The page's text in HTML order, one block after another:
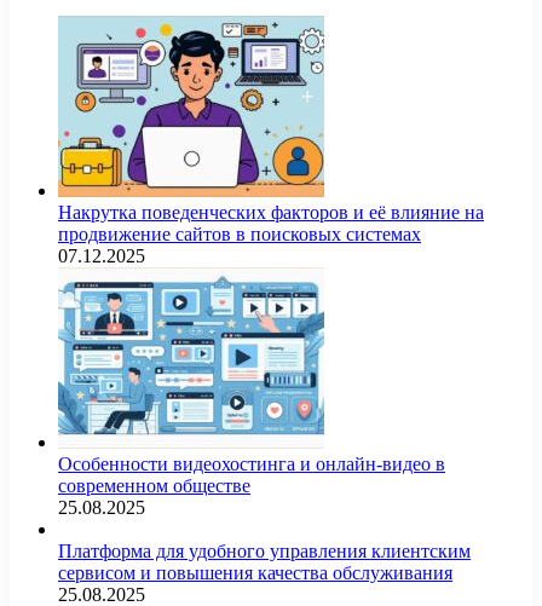
Накрутка поведенческих факторов и её влияние на
продвижение сайтов в поисковых системах
07.12.2025
Особенности видеохостинга и онлайн-видео в
современном обществе
25.08.2025
Платформа для удобного управления клиентским
сервисом и повышения качества обслуживания
25.08.2025